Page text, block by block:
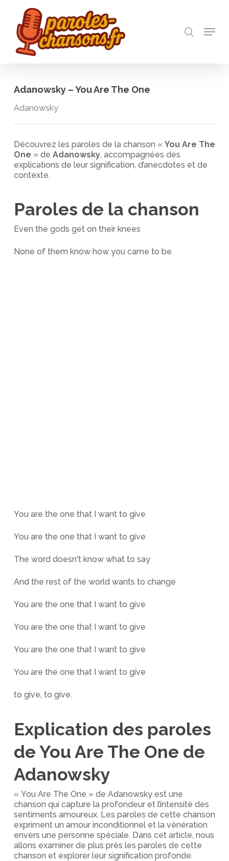
main
content
Menu
Adanowsky – You Are The One
Adanowsky
Découvrez les paroles de la chanson « You Are The
One » de Adanowsky, accompagnées des
explications de leur signification, d’anecdotes et de
contexte.
Paroles de la chanson
Even the gods get on their knees
None of them know how you came to be.
You are the one that I want to give
You are the one that I want to give
The word doesn't know what to say
And the rest of the world wants to change
You are the one that I want to give
You are the one that I want to give
You are the one that I want to give
You are the one that I want to give
to give, to give.
Explication des paroles
de You Are The One de
Adanowsky
« You Are The One » de Adanowsky est une
chanson qui capture la profondeur et l’intensité des
sentiments amoureux. Les paroles de cette chanson
expriment un amour inconditionnel et la vénération
envers une personne spéciale. Dans cet article, nous
allons examiner de plus près les paroles de cette
chanson et explorer leur signification profonde.
Close